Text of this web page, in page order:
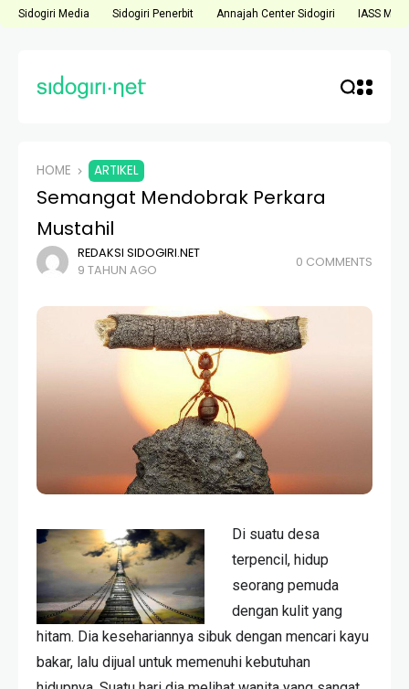
Sidogiri Media Sidogiri Penerbit Annajah Center Sidogiri IASS
HOME ARTIKEL
Semangat Mendobrak Perkara
Mustahil
REDAKSI SIDOGIRI.NET
9 TAHUN AGO
0 COMMENTS
Di suatu desa
terpencil, hidup
seorang pemuda
dengan kulit yang
hitam. Dia kesehariannya sibuk dengan mencari kayu
bakar, lalu dijual untuk memenuhi kebutuhan